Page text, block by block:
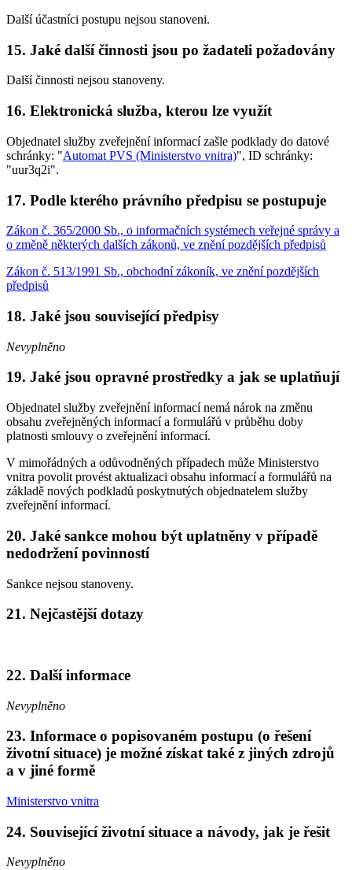
Další účastníci postupu nejsou stanoveni.
15. Jaké další činnosti jsou po žadateli požadovány
Další činnosti nejsou stanoveny.
16. Elektronická služba, kterou lze využít
Objednatel služby zveřejnění informací zašle podklady do datové
schránky: "Automat PVS (Ministerstvo vnitra)", ID schránky:
"uur3q2i".
17. Podle kterého právního předpisu se postupuje
Zákon č. 365/2000 Sb., o informačních systémech veřejné správy a
o změně některých dalších zákonů, ve znění pozdějších předpisů
Zákon č. 513/1991 Sb., obchodní zákoník, ve znění pozdějších
předpisů
18. Jaké jsou související předpisy
Nevyplněno
19. Jaké jsou opravné prostředky a jak se uplatňují
Objednatel služby zveřejnění informací nemá nárok na změnu
obsahu zveřejněných informací a formulářů v průběhu doby
platnosti smlouvy o zveřejnění informací.
V mimořádných a odůvodněných případech může Ministerstvo
vnitra povolit provést aktualizaci obsahu informací a formulářů na
základě nových podkladů poskytnutých objednatelem služby
zveřejnění informací.
20. Jaké sankce mohou být uplatněny v případě
nedodržení povinností
Sankce nejsou stanoveny.
21. Nejčastější dotazy
22. Další informace
Nevyplněno
23. Informace o popisovaném postupu (o řešení
životní situace) je možné získat také z jiných zdrojů
a v jiné formě
Ministerstvo vnitra
24. Související životní situace a návody, jak je řešit
Nevyplněno